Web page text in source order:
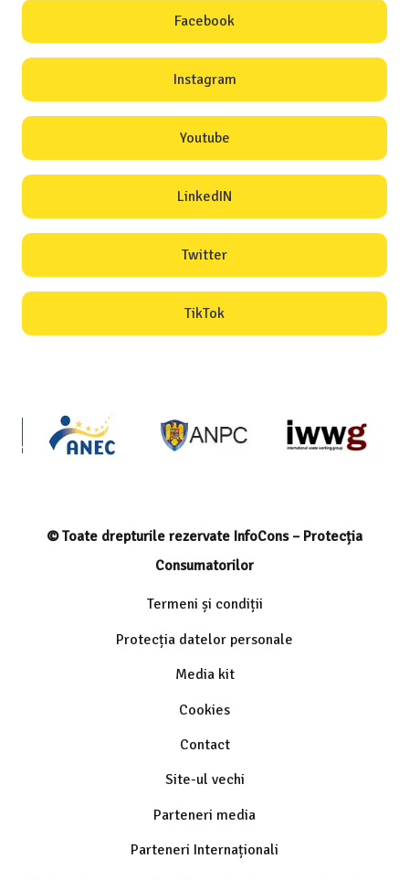
Facebook
Instagram
Youtube
LinkedIN
Twitter
TikTok
© Toate drepturile rezervate InfoCons – Protecția
Consumatorilor
Termeni și condiții
Protecția datelor personale
Media kit
Cookies
Contact
Site-ul vechi
Parteneri media
Parteneri Internaționali